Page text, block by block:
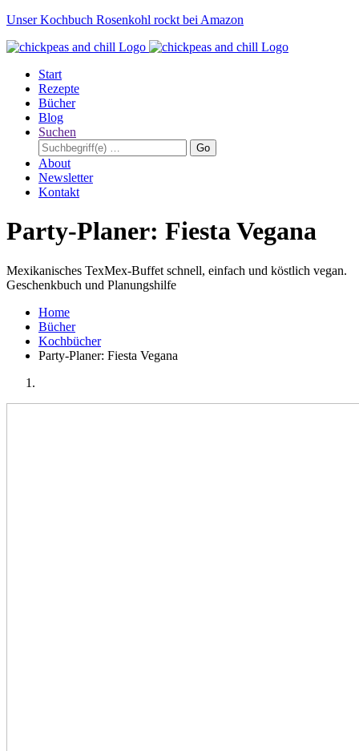
Unser Kochbuch Rosenkohl rockt bei Amazon
Start
Rezepte
Bücher
Blog
Suchen
Go
About
Newsletter
Kontakt
Party-Planer: Fiesta Vegana
Mexikanisches TexMex-Buffet schnell, einfach und köstlich vegan.
Geschenkbuch und Planungshilfe
Home
Bücher
Kochbücher
Party-Planer: Fiesta Vegana